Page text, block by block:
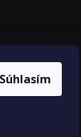
Súhlasím